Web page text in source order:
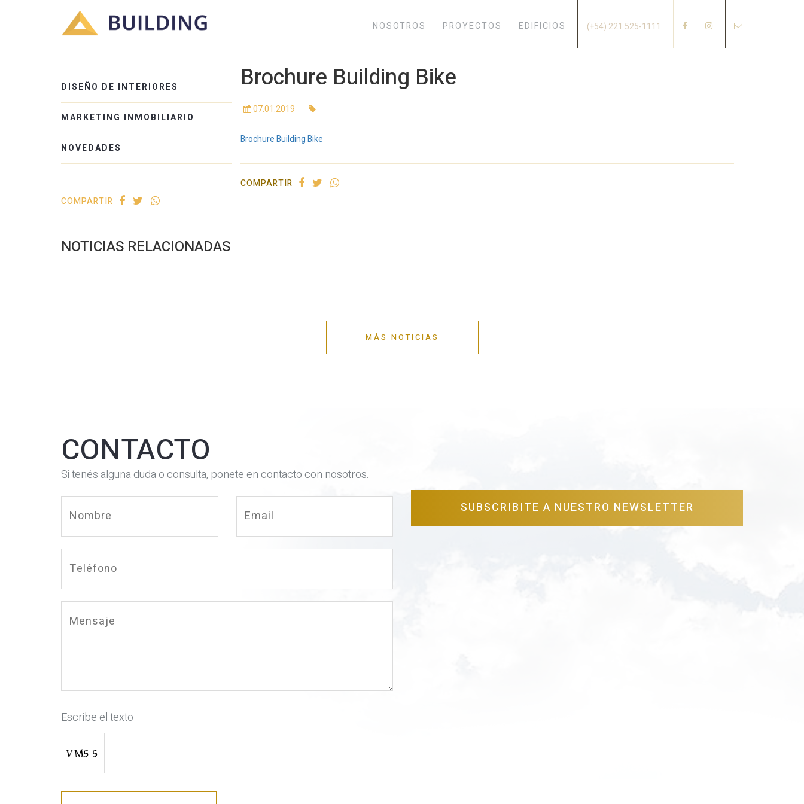
Inicio
Nosotros
Proyectos
(+54) 221 525-1111
(+54) 221 525-1111
NOSOTROS PROYECTOS EDIFICIOS
DISEÑO DE INTERIORES
MARKETING INMOBILIARIO
NOVEDADES
COMPARTIR
Brochure Building Bike
07.01.2019
Brochure Building Bike
COMPARTIR
NOTICIAS RELACIONADAS
MÁS NOTICIAS
CONTACTO
Si tenés alguna duda o consulta, ponete en contacto con nosotros.
Escribe el texto
SUBSCRIBITE A NUESTRO NEWSLETTER